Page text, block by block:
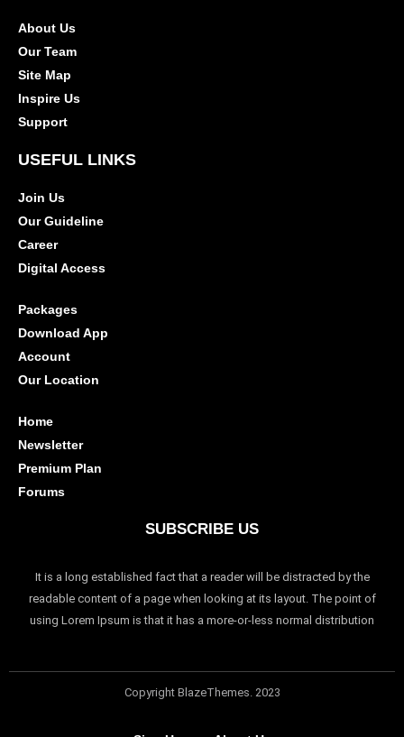
About Us
Our Team
Site Map
Inspire Us
Support
USEFUL LINKS
Join Us
Our Guideline
Career
Digital Access
Packages
Download App
Account
Our Location
Home
Newsletter
Premium Plan
Forums
SUBSCRIBE US
It is a long established fact that a reader will be distracted by the
readable content of a page when looking at its layout. The point of
using Lorem Ipsum is that it has a more-or-less normal distribution
Copyright BlazeThemes. 2023